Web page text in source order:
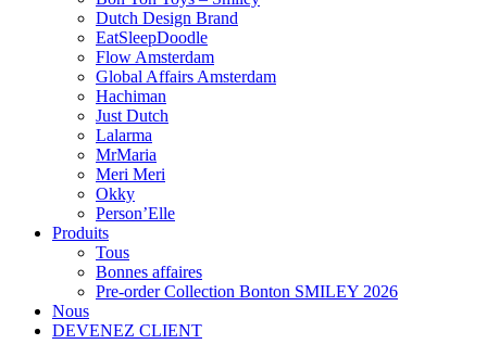
Dutch Design Brand
EatSleepDoodle
Flow Amsterdam
Global Affairs Amsterdam
Hachiman
Just Dutch
Lalarma
MrMaria
Meri Meri
Okky
Person’Elle
Produits
Tous
Bonnes affaires
Pre-order Collection Bonton SMILEY 2026
Nous
DEVENEZ CLIENT